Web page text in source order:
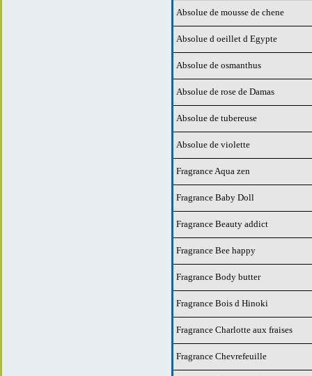
Absolue de mousse de chene
Absolue d oeillet d Egypte
Absolue de osmanthus
Absolue de rose de Damas
Absolue de tubereuse
Absolue de violette
Fragrance Aqua zen
Fragrance Baby Doll
Fragrance Beauty addict
Fragrance Bee happy
Fragrance Body butter
Fragrance Bois d Hinoki
Fragrance Charlotte aux fraises
Fragrance Chevrefeuille